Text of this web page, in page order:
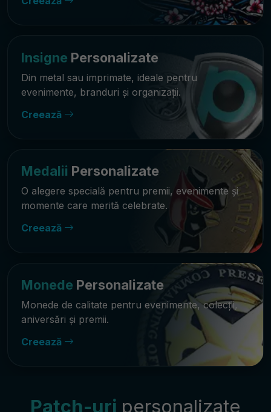
Insigne Personalizate
Din metal sau imprimate, ideale pentru
evenimente, branduri și organizații.
Creează
Medalii Personalizate
O alegere specială pentru premii, evenimente și
momente care merită celebrate.
Creează
Monede Personalizate
Monede de calitate pentru evenimente, colecții,
aniversări și premii.
Creează
Patch-uri personalizate